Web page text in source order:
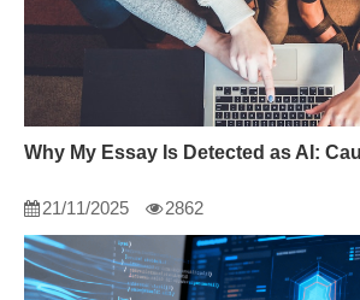
21/11/2025 2862